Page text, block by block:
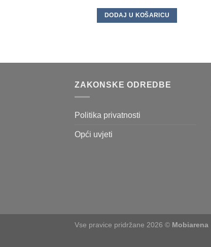
DODAJ U KOŠARICU
ZAKONSKE ODREDBE
Politika privatnosti
Opći uvjeti
Vse pravice pridržane 2026 © Mobiarena